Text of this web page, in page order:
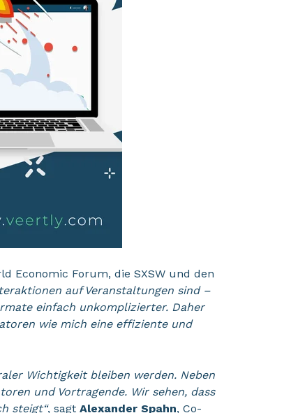
Economic Forum, die SXSW und den
auf Veranstaltungen sind –
einfach unkomplizierter. Daher
wie mich eine effiziente und
Wichtigkeit bleiben werden. Neben
und Vortragende. Wir sehen, dass
steigt“, sagt Alexander Spahn, Co-